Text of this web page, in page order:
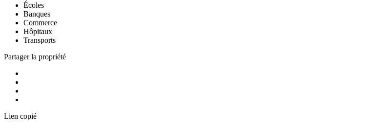
Écoles
Banques
Commerce
Hôpitaux
Transports
Partager la propriété
Lien copié